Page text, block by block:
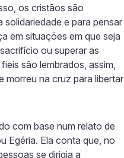
os cristãos são
solidariedade e para pensar
em situações em que seja
ou superar as
fieis são lembrados, assim,
morreu na cruz para libertar
com base num relato de
Egéria. Ela conta que, no
se dirigia a